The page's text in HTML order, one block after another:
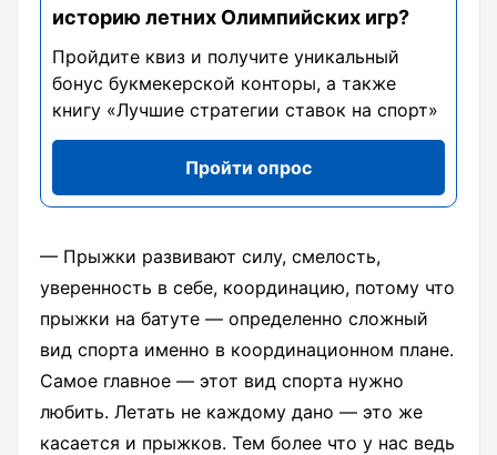
историю летних Олимпийских игр?
Пройдите квиз и получите уникальный
бонус букмекерской конторы, а также
книгу «Лучшие стратегии ставок на спорт»
Пройти опрос
— Прыжки развивают силу, смелость,
уверенность в себе, координацию, потому что
прыжки на батуте — определенно сложный
вид спорта именно в координационном плане.
Самое главное — этот вид спорта нужно
любить. Летать не каждому дано — это же
касается и прыжков. Тем более что у нас ведь